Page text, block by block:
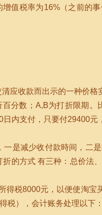
值税率为16%（之前的
应收款而出示的一种价格
分数；A,B为打折限期
内支付，只要付29400
是减少收付款時间，二
的方式 有三种：总价法
得税8000元，以便使淘宝
税），会计账务处理以下：